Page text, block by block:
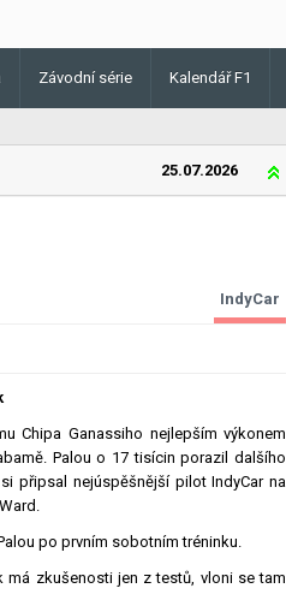
Závodní série Kalendář F1
25.07.2026
IndyCar
Chipa Ganassiho nejlepším výkonem
Palou o 17 tisícin porazil dalšího
připsal nejúspěšnější pilot IndyCar na
po prvním sobotním tréninku.
má zkušenosti jen z testů, vloni se tam